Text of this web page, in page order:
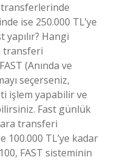
transferlerinde
ise 250.000 TL’ye
yapılır? Hangi
transferi
(Anında ve
seçerseniz,
işlem yapabilir ve
Fast günlük
transferi
100.000 TL’ye kadar
FAST sisteminin